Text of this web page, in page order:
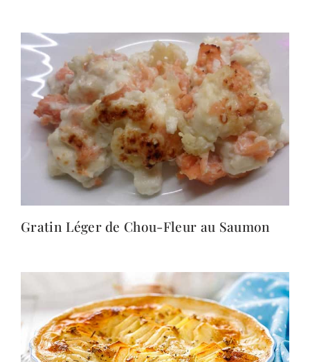
Gratin Léger de Chou-Fleur au Saumon